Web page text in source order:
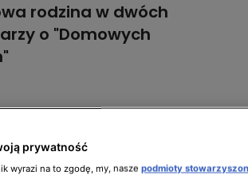
rodzina w dwóch
o "Domowych
prywatność
wyrazi na to zgodę, my, nasze podmioty